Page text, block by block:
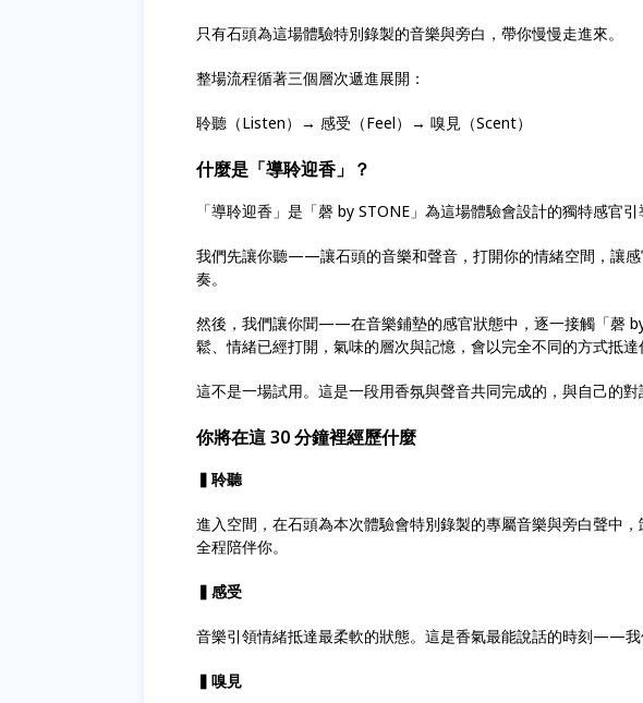
只有石頭為這場體驗特別錄製的音樂與旁白，帶你慢慢走進來。
整場流程循著三個層次遞進展開：
聆聽（Listen）→ 感受（Feel）→ 嗅見（Scent）
什麼是「導聆迎香」？
「導聆迎香」是「磬 by STONE」為這場體驗會設計的獨特感官引
我們先讓你聽——讓石頭的音樂和聲音，打開你的情緒空間，讓
奏。
然後，我們讓你聞——在音樂鋪墊的感官狀態中，逐一接觸「磬
鬆、情緒已經打開，氣味的層次與記憶，會以完全不同的方式抵達
這不是一場試用。這是一段用香氛與聲音共同完成的，與自己的對
你將在這 30 分鐘裡經歷什麼
▍聆聽
進入空間，在石頭為本次體驗會特別錄製的專屬音樂與旁白聲中
全程陪伴你。
▍感受
音樂引領情緒抵達最柔軟的狀態。這是香氣最能說話的時刻——我
▍嗅見